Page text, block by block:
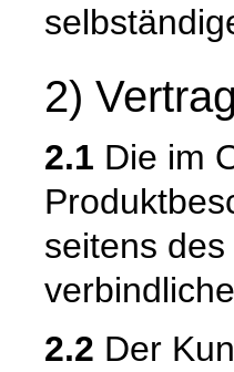
2)
2.1 Die im
seitens
2.2 Der